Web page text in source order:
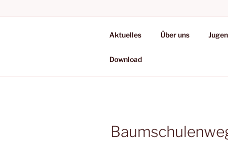
Aktuelles Über uns
Download